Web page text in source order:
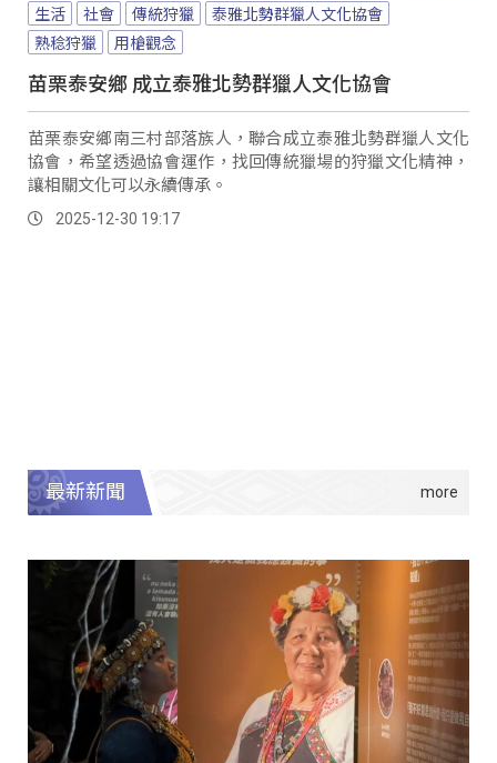
生活 社會 傳統狩獵
泰雅北勢群獵人文化協會
熟稔狩獵
用槍觀念
苗栗泰安鄉 成立泰雅北勢群獵人文化協會
苗栗泰安鄉南三村部落族人，聯合成立泰雅北勢群獵人文化
協會，希望透過協會運作，找回傳統獵場的狩獵文化精神，
讓相關文化可以永續傳承。
2025-12-30 19:17
最新新聞